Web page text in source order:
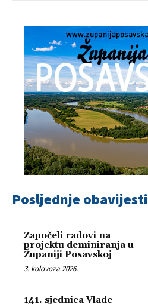
Posljednje obavijesti
Započeli radovi na
projektu deminiranja u
Županiji Posavskoj
3. kolovoza 2026.
141. sjednica Vlade